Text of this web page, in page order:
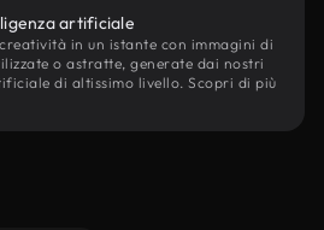
artificiale
in un istante con immagini di
o astratte, generate dai nostri
di altissimo livello. Scopri di più